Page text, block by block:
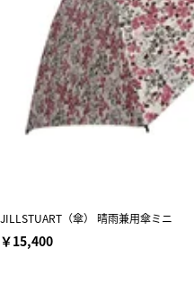
JILLSTUART（傘） 晴雨兼用傘ミニ
￥15,400